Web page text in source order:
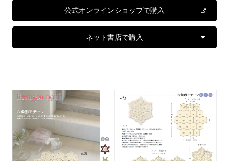
公式オンラインショップで購入
ネット書店で購入